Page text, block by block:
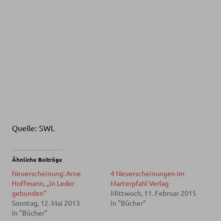
Quelle: SWL
Ähnliche Beiträge
Neuerscheinung: Arne
Hoffmann, „In Leder
gebunden“
Sonntag, 12. Mai 2013
In "Bücher"
4 Neuerscheinungen im
Marterpfahl Verlag
Mittwoch, 11. Februar 2015
In "Bücher"